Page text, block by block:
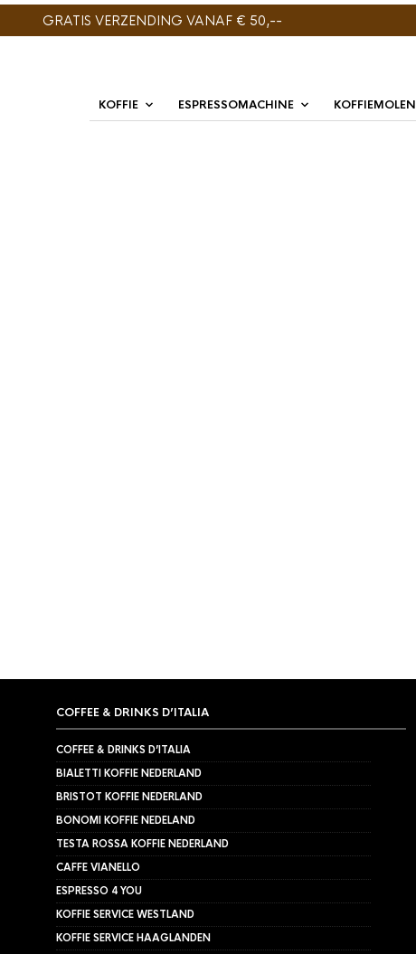
GRATIS VERZENDING VANAF € 50,--
KOFFIE ESPRESSOMACHINE KOFFIEMOLEN
COFFEE & DRINKS D’ITALIA
COFFEE & DRINKS D’ITALIA
BIALETTI KOFFIE NEDERLAND
BRISTOT KOFFIE NEDERLAND
BONOMI KOFFIE NEDELAND
TESTA ROSSA KOFFIE NEDERLAND
CAFFE VIANELLO
ESPRESSO 4 YOU
KOFFIE SERVICE WESTLAND
KOFFIE SERVICE HAAGLANDEN